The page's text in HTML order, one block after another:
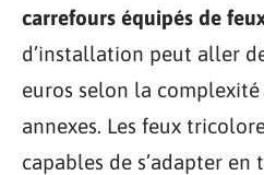
carrefours équipés de
d’installation peut aller
euros selon la
annexes. Les feux
capables de s’adapter en